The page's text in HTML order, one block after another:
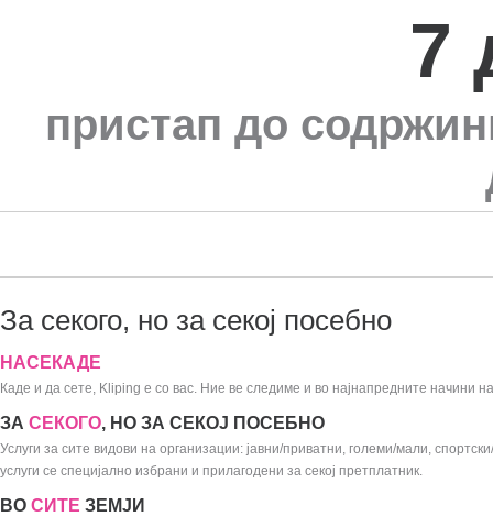
7
пристап до
За секого, но за секој посебно
НАСЕКАДЕ
Каде и да сете, Kliping е со вас. Ние ве следиме и во најнапредните начини
ЗА СЕКОГО, НО ЗА СЕКОЈ ПОСЕБНО
Услуги за сите видови на организации: јавни/приватни, големи/мали,
услуги се специјално избрани и прилагодени за секој претплатник.
ВО СИТЕ ЗЕМЈИ